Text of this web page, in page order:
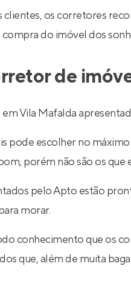
os corretores
do imóvel dos
de
Vila Mafalda
pode escolher no
porém não são os que
pelo Apto estão
morar.
conhecimento que os
que, além de muita